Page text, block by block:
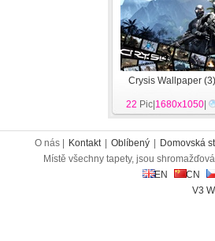
Crysis Wallpaper (3)
22 Pic| 1680x1050
O nás | Kontakt Oblíbený
Domovská
Místě všechny tapety, jsou
EN
CN
V3